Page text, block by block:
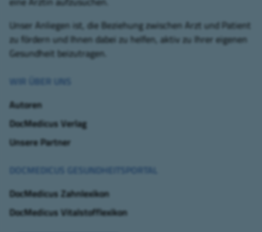
Unser Anliegen ist, die Beziehung zwischen Arzt und Patient
zu fördern und Ihnen dabei zu helfen, aktiv zu Ihrer eigenen
Gesundheit beizutragen.
WIR ÜBER UNS
Autoren
DocMedicus Verlag
Unsere Partner
DOCMEDICUS GESUNDHEITSPORTAL
DocMedicus Zahnlexikon
DocMedicus Vitalstofflexikon